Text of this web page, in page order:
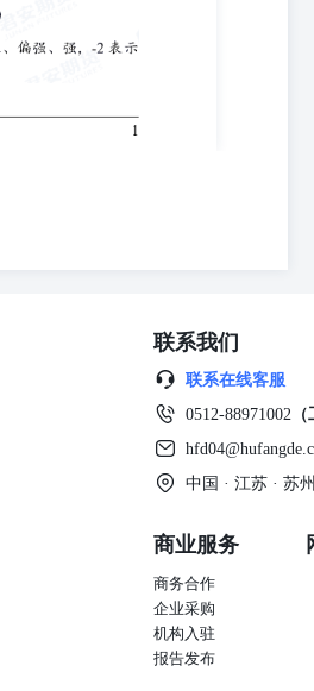
联系我们
联系在线客服
0512-88971002
中国 · 江苏 · 苏
商业服务
商务合作
企业采购
机构入驻
报告发布